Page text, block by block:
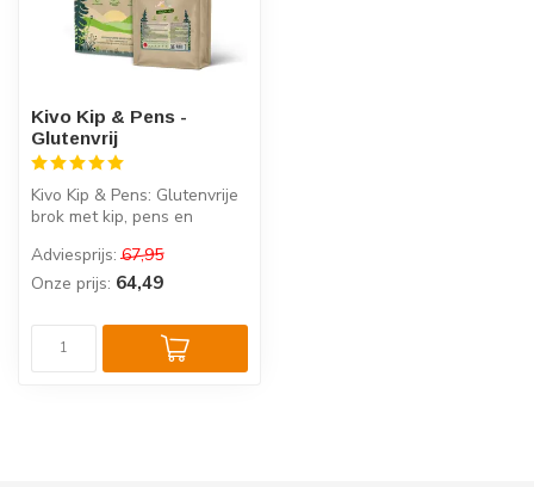
Kivo Kip & Pens -
Glutenvrij
Kivo Kip & Pens: Glutenvrije
brok met kip, pens en
Speciaal ...
Adviesprijs: 67,95
Onze prijs: 64,49